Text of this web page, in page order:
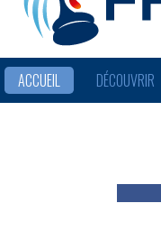
ACCUEIL DÉCOUVRIR